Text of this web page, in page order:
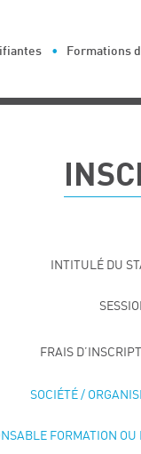
Formations
INTITULÉ DU
FRAIS
SOCIÉTÉ /
FORMATION OU